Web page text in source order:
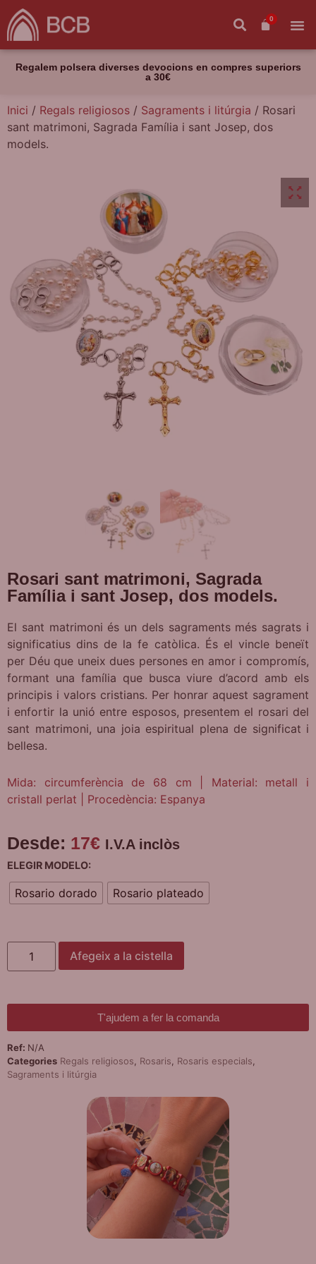
0
Regalem polsera diverses devocions en compres superiors
a 30€
Inici / Regals religiosos / Sagraments i litúrgia / Rosari
sant matrimoni, Sagrada Família i sant Josep, dos
models.
Rosari sant matrimoni, Sagrada
Família i sant Josep, dos models.
El sant matrimoni és un dels sagraments més sagrats i
significatius dins de la fe catòlica. És el vincle beneït
per Déu que uneix dues persones en amor i compromís,
formant una família que busca viure d’acord amb els
principis i valors cristians. Per honrar aquest sagrament
i enfortir la unió entre esposos, presentem el rosari del
sant matrimoni, una joia espiritual plena de significat i
bellesa.
Mida: circumferència de 68 cm | Material: metall i
cristall perlat | Procedència: Espanya
Desde: 17€ I.V.A inclòs
ELEGIR MODELO:
Rosario dorado Rosario plateado
Afegeix a la cistella
T'ajudem a fer la comanda
Ref: N/A
Categories Regals religiosos Rosaris Rosaris especials
Sagraments i litúrgia